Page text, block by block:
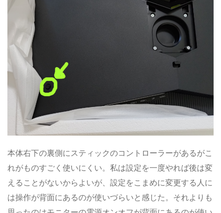
本体右下の裏側にスティックのコントローラーがあるがこ
れがものすごく使いにくい。私は設定を一度やれば後は変
えることがないからよいが、設定をこまめに変更する人に
は操作が背面にあるのが使いづらいと感じた。それよりも